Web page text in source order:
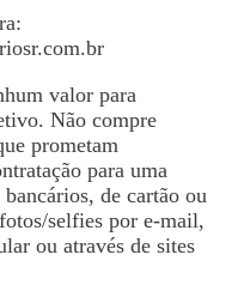
valor para
Não compre
prometam
para uma
de cartão ou
selfies por e-mail,
ou através de sites